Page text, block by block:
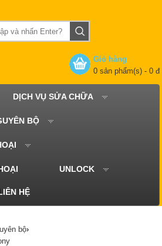
Giỏ hàng
0 sản phẩm(s) - 0 đ
DỊCH VỤ SỬA CHỮA
BỘ
UNLOCK
HỆ
bộ›